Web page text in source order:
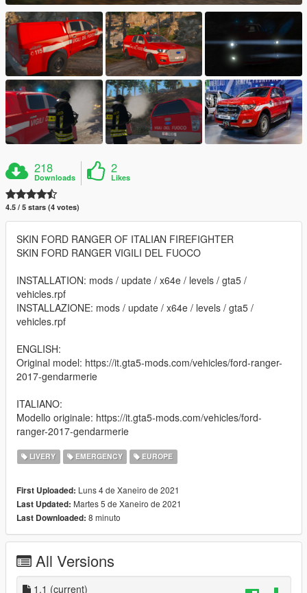
218
Downloads
2
Likes
4.5 / 5 stars (4 votes)
SKIN FORD RANGER OF ITALIAN FIREFIGHTER
SKIN FORD RANGER VIGILI DEL FUOCO
INSTALLATION: mods / update / x64e / levels / gta5 /
vehicles.rpf
INSTALLAZIONE: mods / update / x64e / levels / gta5 /
vehicles.rpf
ENGLISH:
Original model: https://it.gta5-mods.com/vehicles/ford-ranger-
2017-gendarmerie
ITALIANO:
Modello originale: https://it.gta5-mods.com/vehicles/ford-
ranger-2017-gendarmerie
LIVERY EMERGENCY EUROPE
First Uploaded: Luns 4 de Xaneiro de 2021
Last Updated: Martes 5 de Xaneiro de 2021
Last Downloaded: 8 minuto
All Versions
1.1 (current)